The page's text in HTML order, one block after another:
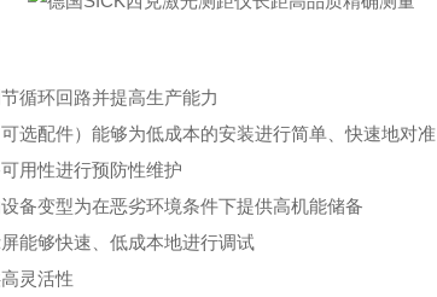
循环回路并提高生产能力
选配件）能够为低成本的安装进行简单、快速地对准
用性进行预防性维护
备变型为在恶劣环境条件下提供高机能储备
能够快速、低成本地进行调试
灵活性